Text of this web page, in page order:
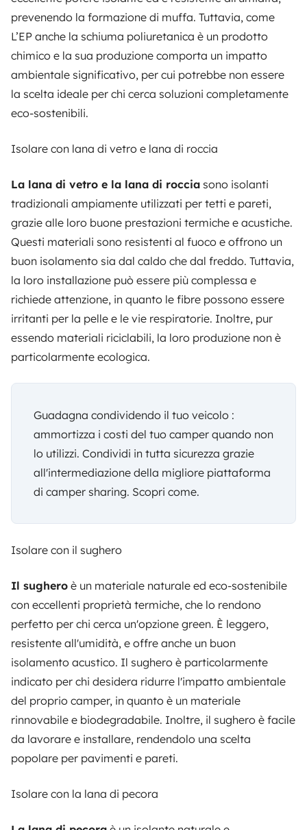
prevenendo la formazione di muffa. Tuttavia, come
L’EP anche la schiuma poliuretanica è un prodotto
chimico e la sua produzione comporta un impatto
ambientale significativo, per cui potrebbe non essere
la scelta ideale per chi cerca soluzioni completamente
eco-sostenibili.
Isolare con lana di vetro e lana di roccia
La lana di vetro e la lana di roccia sono isolanti
tradizionali ampiamente utilizzati per tetti e pareti,
grazie alle loro buone prestazioni termiche e acustiche.
Questi materiali sono resistenti al fuoco e offrono un
buon isolamento sia dal caldo che dal freddo. Tuttavia,
la loro installazione può essere più complessa e
richiede attenzione, in quanto le fibre possono essere
irritanti per la pelle e le vie respiratorie. Inoltre, pur
essendo materiali riciclabili, la loro produzione non è
particolarmente ecologica.
Guadagna condividendo il tuo veicolo :
ammortizza i costi del tuo camper quando non
lo utilizzi. Condividi in tutta sicurezza grazie
all'intermediazione della migliore piattaforma
di camper sharing. Scopri come.
Isolare con il sughero
Il sughero è un materiale naturale ed eco-sostenibile
con eccellenti proprietà termiche, che lo rendono
perfetto per chi cerca un'opzione green. È leggero,
resistente all'umidità, e offre anche un buon
isolamento acustico. Il sughero è particolarmente
indicato per chi desidera ridurre l'impatto ambientale
del proprio camper, in quanto è un materiale
rinnovabile e biodegradabile. Inoltre, il sughero è facile
da lavorare e installare, rendendolo una scelta
popolare per pavimenti e pareti.
Isolare con la lana di pecora